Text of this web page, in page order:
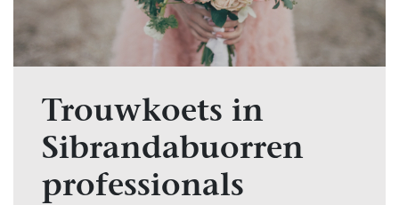
Trouwkoets in
Sibrandabuorren
professionals